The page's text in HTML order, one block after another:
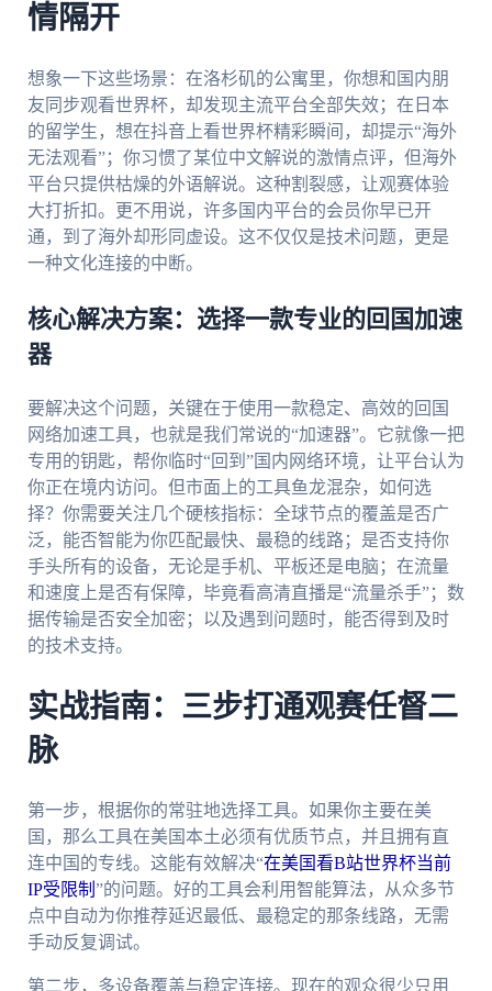
情隔开
想象一下这些场景：在洛杉矶的公寓里，你想和国内朋
友同步观看世界杯，却发现主流平台全部失效；在日本
的留学生，想在抖音上看世界杯精彩瞬间，却提示“海外
无法观看”；你习惯了某位中文解说的激情点评，但海外
平台只提供枯燥的外语解说。这种割裂感，让观赛体验
大打折扣。更不用说，许多国内平台的会员你早已开
通，到了海外却形同虚设。这不仅仅是技术问题，更是
一种文化连接的中断。
核心解决方案：选择一款专业的回国加速
器
要解决这个问题，关键在于使用一款稳定、高效的回国
网络加速工具，也就是我们常说的“加速器”。它就像一把
专用的钥匙，帮你临时“回到”国内网络环境，让平台认为
你正在境内访问。但市面上的工具鱼龙混杂，如何选
择？你需要关注几个硬核指标：全球节点的覆盖是否广
泛，能否智能为你匹配最快、最稳的线路；是否支持你
手头所有的设备，无论是手机、平板还是电脑；在流量
和速度上是否有保障，毕竟看高清直播是“流量杀手”；数
据传输是否安全加密；以及遇到问题时，能否得到及时
的技术支持。
实战指南：三步打通观赛任督二
脉
第一步，根据你的常驻地选择工具。如果你主要在美
国，那么工具在美国本土必须有优质节点，并且拥有直
连中国的专线。这能有效解决“在美国看B站世界杯当前
IP受限制 ”的问题。好的工具会利用智能算法，从众多节
点中自动为你推荐延迟最低、最稳定的那条线路，无需
手动反复调试。
第二步，多设备覆盖与稳定连接。现在的观众很少只用